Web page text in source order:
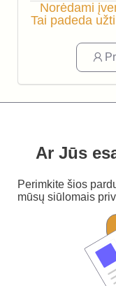
Norėdami
Tai padeda
Ar Jūs
Perimkite šios
mūsų siūlomais